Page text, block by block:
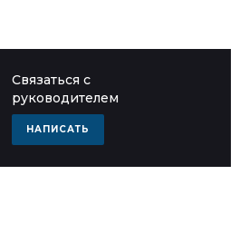
Связаться с
руководителем
НАПИСАТЬ